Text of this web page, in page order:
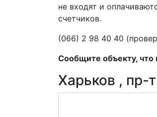
не входят и
счетчиков.
(066) 2 98 40 40
Сообщите объекту, что
Харьков , пр-